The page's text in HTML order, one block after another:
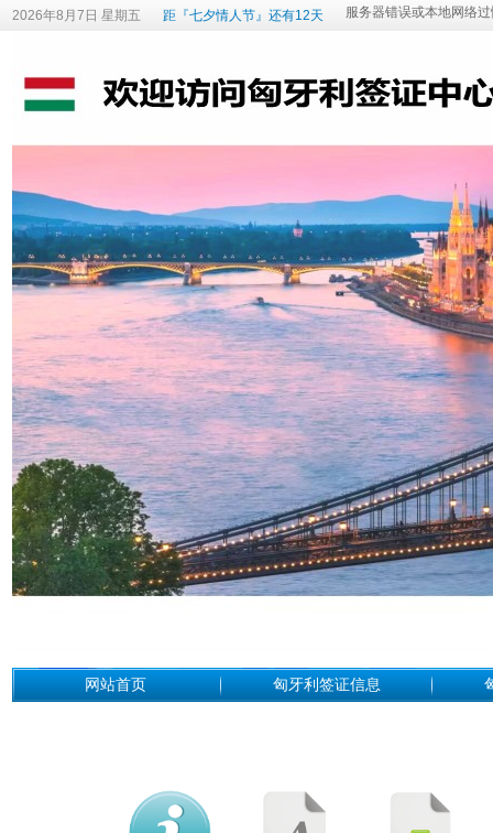
2026年8月7日 星期五 距『七夕情人节』还有12天
网站首页 匈牙利签证信息